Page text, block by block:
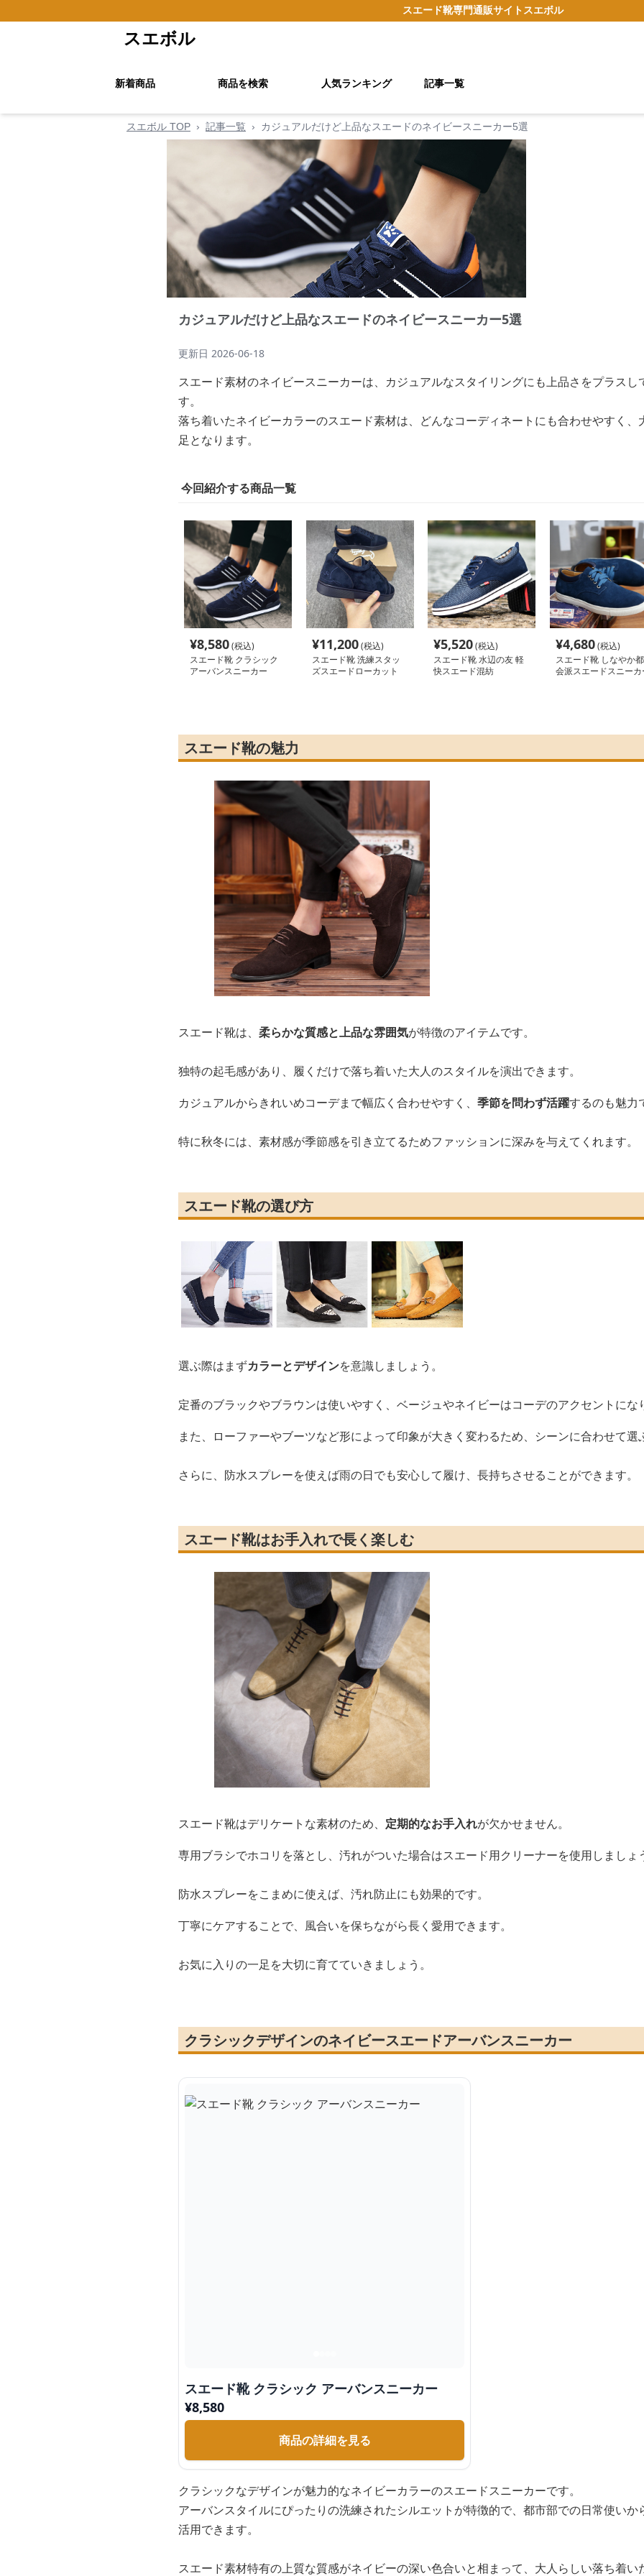
スエード靴専門通販サイト スエボル
スエボル
新着商品 商品を検索 人気ランキング 記事一覧
スエボル TOP › 記事一覧 › カジュアルだけど上品なスエードのネイビースニーカー5選
カジュアルだけど上品なスエードのネイビースニーカー5選
更新日 2026-06-18
スエード素材のネイビースニーカーは、カジュアルなスタイリングにも上品さをプラス
す。
落ち着いたネイビーカラーのスエード素材は、どんなコーディネートにも合わせやすく
足となります。
今回紹介する商品一覧
¥8,580(税込)
スエード靴 クラシック
アーバンスニーカー
¥11,200(税込)
スエード靴 洗練スタッ
ズスエードローカット
¥5,520(税込)
スエード靴 水辺の友 軽
快スエード混紡
¥4,680(税込)
スエード靴 しなやか都
会派スエードスニーカ
スエード靴の魅力
スエード靴は、 柔らかな質感と上品な雰囲気が特徴のアイテムです。
独特の起毛感があり、履くだけで落ち着いた大人のスタイルを演出できます。
カジュアルからきれいめコーデまで幅広く合わせやすく、 季節を問わず活躍するのも魅力
特に秋冬には、素材感が季節感を引き立てるためファッションに深みを与えてくれます。
スエード靴の選び方
選ぶ際はまずカラーとデザインを意識しましょう。
定番のブラックやブラウンは使いやすく、ベージュやネイビーはコーデのアクセントにな
また、ローファーやブーツなど形によって印象が大きく変わるため、シーンに合わせて選
さらに、防水スプレーを使えば雨の日でも安心して履け、長持ちさせることができます。
スエード靴はお手入れで長く楽しむ
スエード靴はデリケートな素材のため、 定期的なお手入れが欠かせません。
専用ブラシでホコリを落とし、汚れがついた場合はスエード用クリーナーを使用しましょ
防水スプレーをこまめに使えば、汚れ防止にも効果的です。
丁寧にケアすることで、風合いを保ちながら長く愛用できます。
お気に入りの一足を大切に育てていきましょう。
クラシックデザインのネイビースエードアーバンスニーカー
スエード靴 クラシック アーバンスニーカー
¥8,580
商品の詳細を見る
クラシックなデザインが魅力的なネイビーカラーのスエードスニーカーです。
アーバンスタイルにぴったりの洗練されたシルエットが特徴的で、都市部での日常使い
活用できます。
スエード素材特有の上質な質感がネイビーの深い色合いと相まって、大人らしい落ち着い